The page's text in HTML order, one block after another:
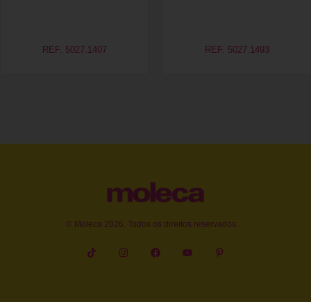
REF. 5027.1407 REF. 5027.1493
© Moleca 2026. Todos os direitos reservados.